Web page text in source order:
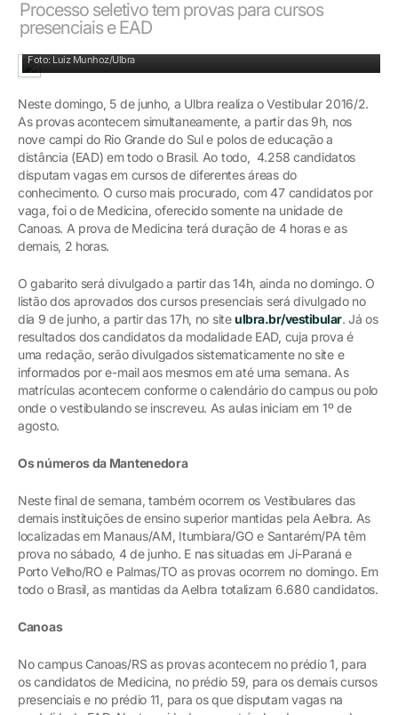
Processo seletivo tem provas para cursos
presenciais e EAD
Foto: Luiz Munhoz/Ulbra
Neste domingo, 5 de junho, a Ulbra realiza o Vestibular 2016/2.
As provas acontecem simultaneamente, a partir das 9h, nos
nove campi do Rio Grande do Sul e polos de educação a
distância (EAD) em todo o Brasil. Ao todo, 4.258 candidatos
disputam vagas em cursos de diferentes áreas do
conhecimento. O curso mais procurado, com 47 candidatos por
vaga, foi o de Medicina, oferecido somente na unidade de
Canoas. A prova de Medicina terá duração de 4 horas e as
demais, 2 horas.
O gabarito será divulgado a partir das 14h, ainda no domingo. O
listão dos aprovados dos cursos presenciais será divulgado no
dia 9 de junho, a partir das 17h, no siteulbra.br/vestibular. Já os
resultados dos candidatos da modalidade EAD, cuja prova é
uma redação, serão divulgados sistematicamente no site e
informados por e-mail aos mesmos em até uma semana. As
matrículas acontecem conforme o calendário do campus ou polo
onde o vestibulando se inscreveu. As aulas iniciam em 1º de
agosto.
Os números da Mantenedora
Neste final de semana, também ocorrem os Vestibulares das
demais instituições de ensino superior mantidas pela Aelbra. As
localizadas em Manaus/AM, Itumbiara/GO e Santarém/PA têm
prova no sábado, 4 de junho. E nas situadas em Ji-Paraná e
Porto Velho/RO e Palmas/TO as provas ocorrem no domingo. Em
todo o Brasil, as mantidas da Aelbra totalizam 6.680 candidatos.
Canoas
No campus Canoas/RS as provas acontecem no prédio 1, para
os candidatos de Medicina, no prédio 59, para os demais cursos
presenciais e no prédio 11, para os que disputam vagas na